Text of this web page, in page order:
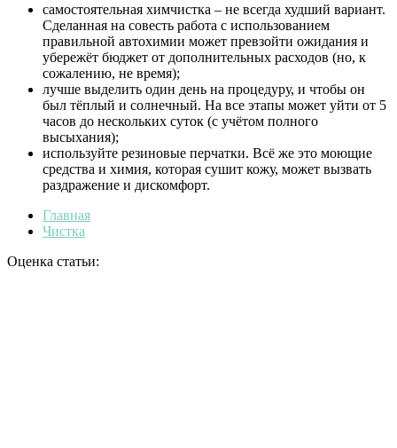
самостоятельная химчистка – не всегда худший вариант.
Сделанная на совесть работа с использованием
правильной автохимии может превзойти ожидания и
убережёт бюджет от дополнительных расходов (но, к
сожалению, не время);
лучше выделить один день на процедуру, и чтобы он
был тёплый и солнечный. На все этапы может уйти от 5
часов до нескольких суток (с учётом полного
высыхания);
используйте резиновые перчатки. Всё же это моющие
средства и химия, которая сушит кожу, может вызвать
раздражение и дискомфорт.
Главная
Чистка
Оценка статьи: